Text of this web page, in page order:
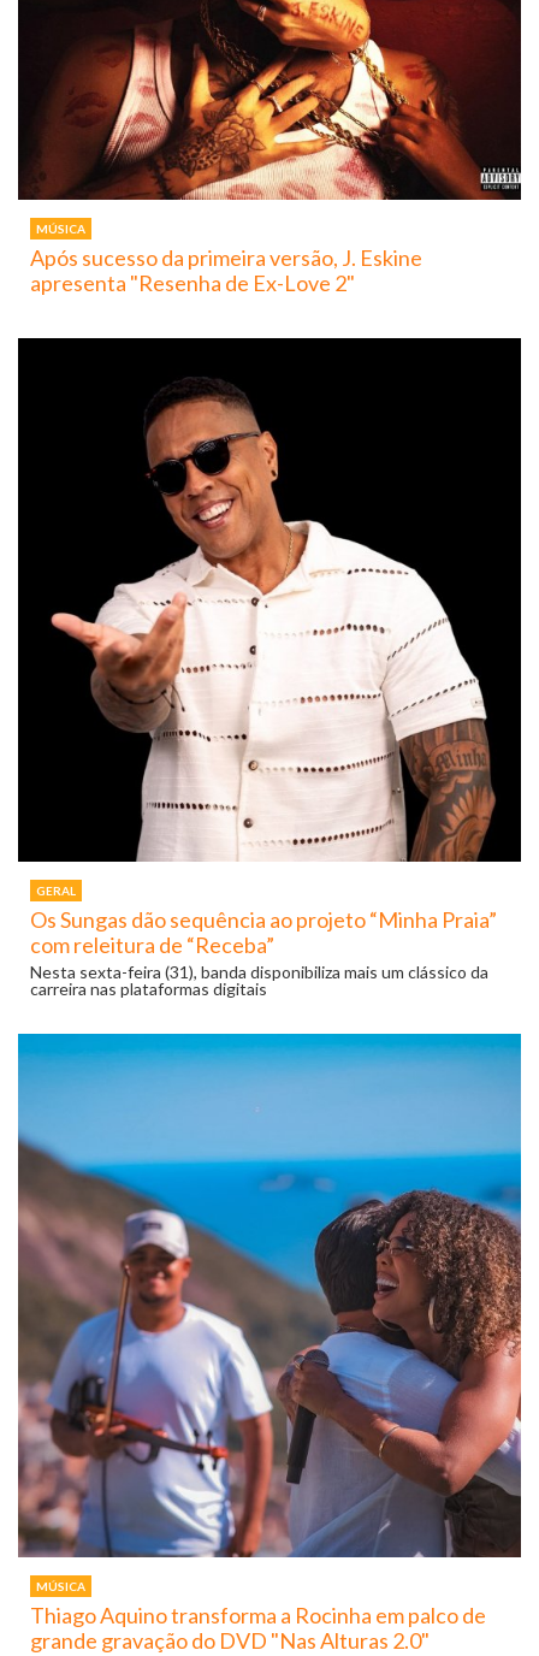
MÚSICA
Após sucesso da primeira versão, J. Eskine
apresenta "Resenha de Ex-Love 2"
GERAL
Os Sungas dão sequência ao projeto “Minha Praia”
com releitura de “Receba”
Nesta sexta-feira (31), banda disponibiliza mais um clássico da
carreira nas plataformas digitais
MÚSICA
Thiago Aquino transforma a Rocinha em palco de
grande gravação do DVD "Nas Alturas 2.0"